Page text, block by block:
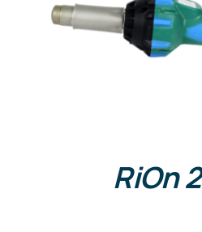
DETALLES
RiOn 2